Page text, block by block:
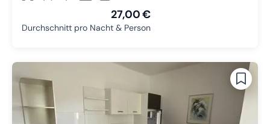
27,00 €
Durchschnitt pro Nacht & Person